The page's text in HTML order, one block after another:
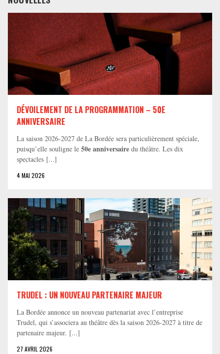
DÉVOILEMENT DE LA PROGRAMMATION – 50E
ANNIVERSAIRE
La saison 2026-2027 de La Bordée sera particulièrement spéciale,
puisqu’elle souligne le 50e anniversaire du théâtre. Les dix
spectacles [...]
4 MAI 2026
TRUDEL : UN NOUVEAU PARTENAIRE MAJEUR
La Bordée annonce un nouveau partenariat avec l’entreprise
Trudel, qui s’associera au théâtre dès la saison 2026-2027 à titre de
partenaire majeur. [...]
27 AVRIL 2026